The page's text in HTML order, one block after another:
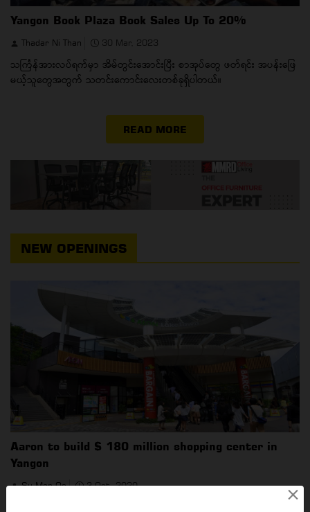
×
Yangon Book Plaza Book Sales Up To 20%
Thadar Ni Than 30 Mar, 2023
သင်္ကြန်အားလပ်ရက်မှာ အိမ်တွင်းအောင်းပြီး စာအုပ်တွေ ဖတ်ရင်း အပန်းဖြေ
မယ့်သူတွေအတွက် သတင်းကောင်းလေးတစ်ခုရှိပါတယ်။
READ MORE
NEW OPENINGS
Aaron to build $ 180 million shopping center in
Yangon
Su Mon Oo 3 Oct, 2020